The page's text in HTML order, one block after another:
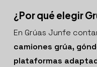
¿Por qué elegir
En Grúas Junfe
camiones grúa,
plataformas